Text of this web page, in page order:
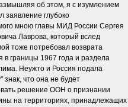
об этом, я с изумлением
заявление глубоко
мною главы МИД России Сергея
Лаврова, который вслед
тоже потребовал возврата
в границы 1967 года и раздела
Неужто и Россия подала
знак, что она не будет
решение ООН о признании
на территориях, принадлежащих